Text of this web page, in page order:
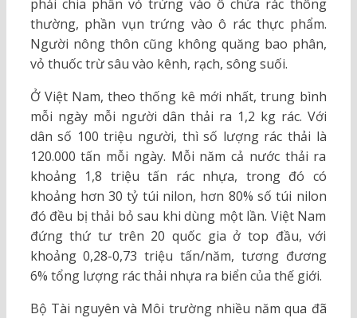
phải chia phần vỏ trứng vào ô chứa rác thông
thường, phần vụn trứng vào ô rác thực phẩm.
Người nông thôn cũng không quăng bao phân,
vỏ thuốc trừ sâu vào kênh, rạch, sông suối.
Ở Việt Nam, theo thống kê mới nhất, trung bình
mỗi ngày mỗi người dân thải ra 1,2 kg rác. Với
dân số 100 triệu người, thì số lượng rác thải là
120.000 tấn mỗi ngày. Mỗi năm cả nước thải ra
khoảng 1,8 triệu tấn rác nhựa, trong đó có
khoảng hơn 30 tỷ túi nilon, hơn 80% số túi nilon
đó đều bị thải bỏ sau khi dùng một lần. Việt Nam
đứng thứ tư trên 20 quốc gia ở top đầu, với
khoảng 0,28-0,73 triệu tấn/năm, tương đương
6% tổng lượng rác thải nhựa ra biển của thế giới.
Bộ Tài nguyên và Môi trường nhiều năm qua đã